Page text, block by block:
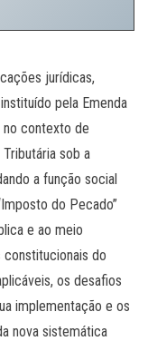
jurídicas,
pela Emenda
no contexto de
sob a
a função social
do Pecado”
e ao meio
constitucionais do
os desafios
implementação e os
nova sistemática